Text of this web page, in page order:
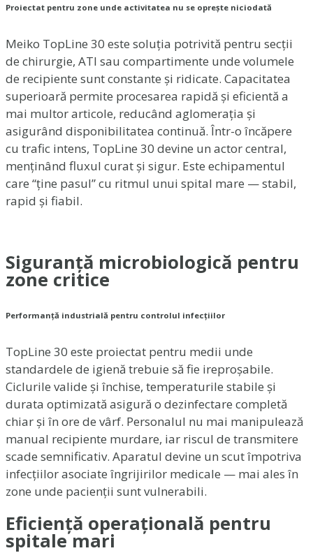
Proiectat pentru zone unde activitatea nu se oprește niciodată
Meiko TopLine 30 este soluția potrivită pentru secții
de chirurgie, ATI sau compartimente unde volumele
de recipiente sunt constante și ridicate. Capacitatea
superioară permite procesarea rapidă și eficientă a
mai multor articole, reducând aglomerația și
asigurând disponibilitatea continuă. Într-o încăpere
cu trafic intens, TopLine 30 devine un actor central,
menținând fluxul curat și sigur. Este echipamentul
care “ține pasul” cu ritmul unui spital mare — stabil,
rapid și fiabil.
Siguranță microbiologică pentru
zone critice
Performanță industrială pentru controlul infecțiilor
TopLine 30 este proiectat pentru medii unde
standardele de igienă trebuie să fie ireproșabile.
Ciclurile valide și închise, temperaturile stabile și
durata optimizată asigură o dezinfectare completă
chiar și în ore de vârf. Personalul nu mai manipulează
manual recipiente murdare, iar riscul de transmitere
scade semnificativ. Aparatul devine un scut împotriva
infecțiilor asociate îngrijirilor medicale — mai ales în
zone unde pacienții sunt vulnerabili.
Eficiență operațională pentru
spitale mari